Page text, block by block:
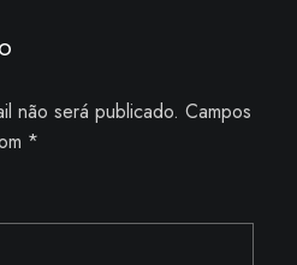
não será publicado. Campos
*